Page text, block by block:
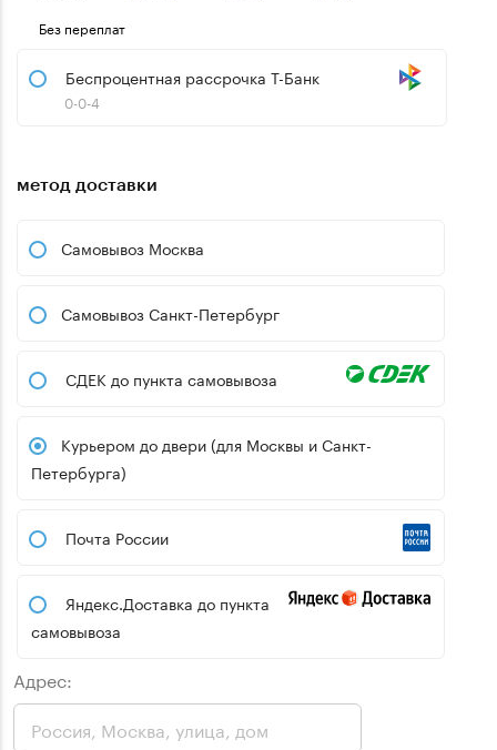
Без переплат
Беспроцентная рассрочка Т-Банк
0-0-4
метод доставки
Самовывоз Москва
Самовывоз Санкт-Петербург
СДЕК до пункта самовывоза
Курьером до двери (для Москвы и Санкт-
Петербурга)
Почта России
Яндекс.Доставка до пункта
самовывоза
Адрес: